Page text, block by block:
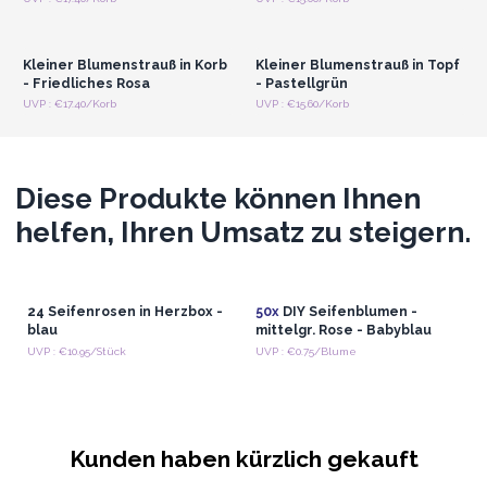
Kleiner Blumenstrauß in Korb
- Friedliches Rosa
UVP : €17.40/Korb
Kleiner Blumenstrauß in Topf
- Pastellgrün
UVP : €15.60/Korb
Diese Produkte können Ihnen
helfen, Ihren Umsatz zu steigern.
24 Seifenrosen in Herzbox -
blau
UVP : €10.95/Stück
50xDIY Seifenblumen -
mittelgr. Rose - Babyblau
UVP : €0.75/Blume
Kunden haben kürzlich gekauft